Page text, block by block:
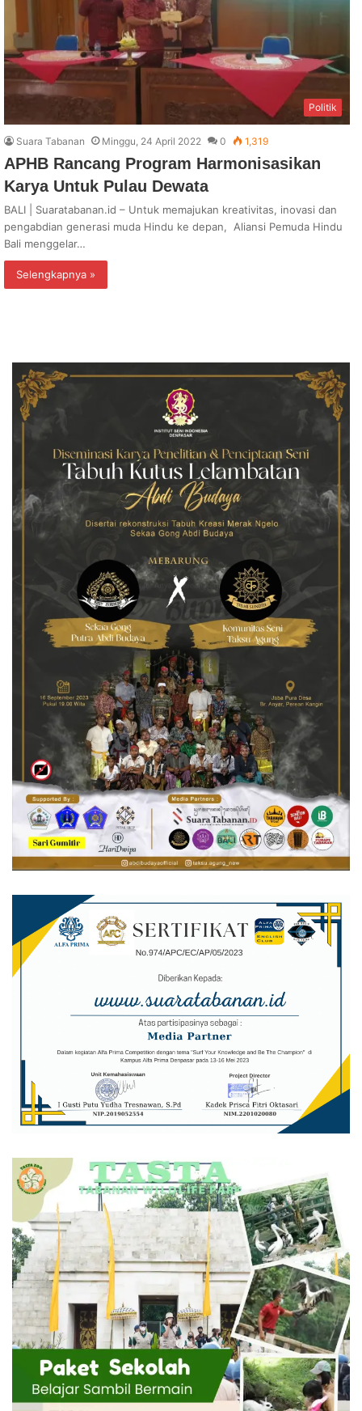
Politik
Suara Tabanan Minggu, 24 April 2022 0 1,319
APHB Rancang Program Harmonisasikan
Karya Untuk Pulau Dewata
BALI | Suaratabanan.id – Untuk memajukan kreativitas, inovasi dan
pengabdian generasi muda Hindu ke depan, Aliansi Pemuda Hindu
Bali menggelar…
Selengkapnya »